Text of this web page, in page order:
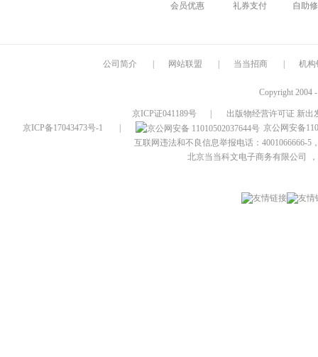
会员优惠
礼券支付
自助
公司简介 网站联盟 当当招商 机构
Copyright 2004
京ICP证041189号
出版物经营许可证 新出
京ICP备17043473号-1
京公网安备
互联网违法和不良信息举报电话：4001066666-5
北京当当科文电子商务有限公司